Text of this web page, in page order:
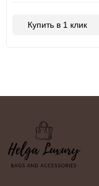
Купить в 1 клик